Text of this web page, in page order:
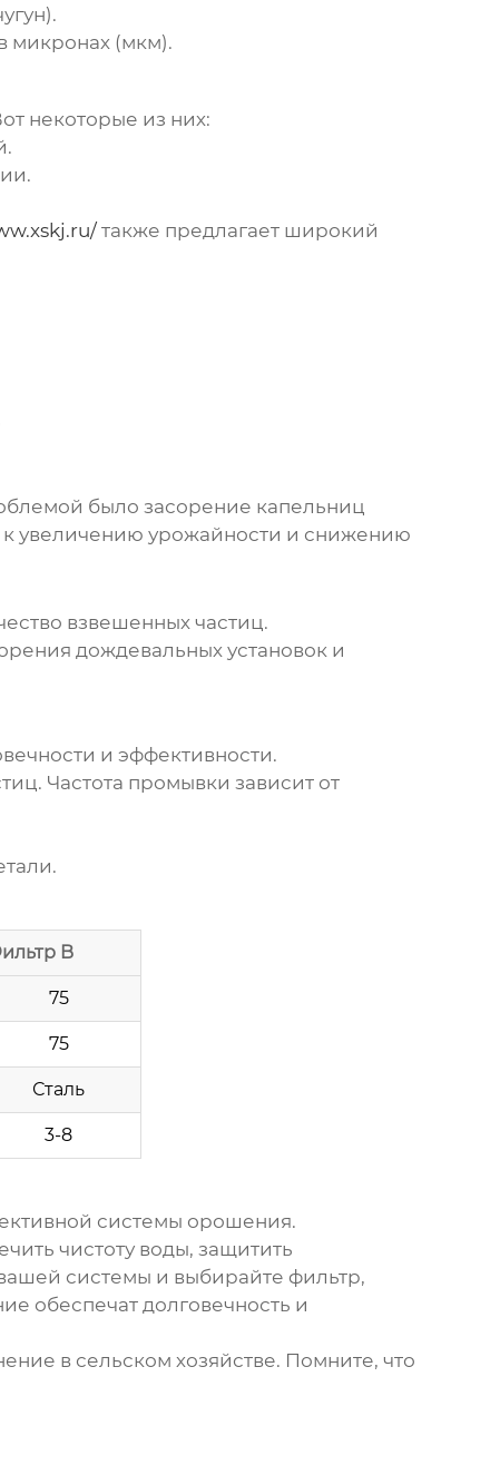
микронах (мкм).
некоторые из них:
также предлагает широкий
было засорение капельниц
увеличению урожайности и снижению
взвешенных частиц.
дождевальных установок и
и эффективности.
Частота промывки зависит от
B
75
75
Сталь
3-8
системы орошения.
чистоту воды, защитить
системы и выбирайте фильтр,
обеспечат долговечность и
в сельском хозяйстве. Помните, что